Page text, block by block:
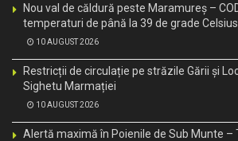
Nou val de căldură peste Maramureș –
temperaturi de până la 39 de grade Celsius
10 AUGUST 2026
Restricții de circulație pe străzile Gării și
Sighetu Marmației
10 AUGUST 2026
Alertă maximă în Poienile de Sub Munte –